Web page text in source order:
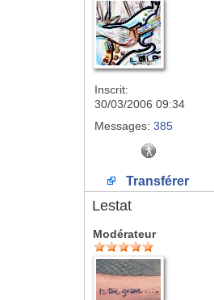
Inscrit:
30/03/2006 09:34
Messages: 385
Transférer
Lestat
Modérateur